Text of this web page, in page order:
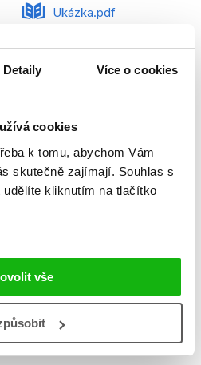
Detaily Více o cookies
cookies
k tomu, abychom Vám
skutečně zajímají. Souhlas s
kliknutím na tlačítko
vše
Ukázka.pdf
215x250 mm
Tlapková patrola
Paw Patrol - Storytime
angličtina
Irena Steinerová
4